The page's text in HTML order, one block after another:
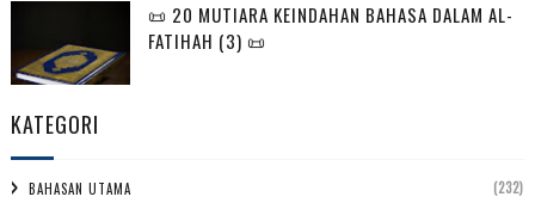
📜 20 MUTIARA KEINDAHAN BAHASA DALAM AL-
FATIHAH (3) 📜
KATEGORI
BAHASAN UTAMA (232)